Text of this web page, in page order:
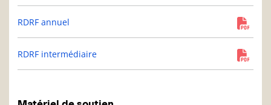
RDRF annuel
RDRF intermédiaire